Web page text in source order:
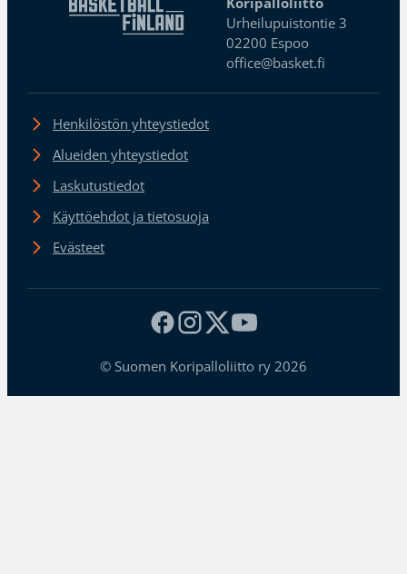
Urheilupuistontie 3
02200 Espoo
office@basket.fi
Henkilöstön yhteystiedot
Alueiden yhteystiedot
Laskutustiedot
Käyttöehdot ja tietosuoja
Evästeet
© Suomen Koripalloliitto ry 2026